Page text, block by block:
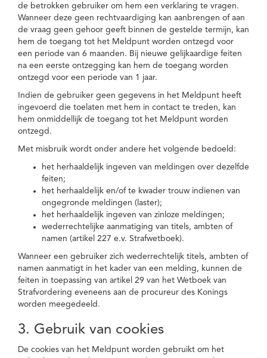
de betrokken gebruiker om hem een verklaring te vragen.
Wanneer deze geen rechtvaardiging kan aanbrengen of aan
de vraag geen gehoor geeft binnen de gestelde termijn, kan
hem de toegang tot het Meldpunt worden ontzegd voor
een periode van 6 maanden. Bij nieuwe gelijkaardige feiten
na een eerste ontzegging kan hem de toegang worden
ontzegd voor een periode van 1 jaar.
Indien de gebruiker geen gegevens in het Meldpunt heeft
ingevoerd die toelaten met hem in contact te treden, kan
hem onmiddellijk de toegang tot het Meldpunt worden
ontzegd.
Met misbruik wordt onder andere het volgende bedoeld:
het herhaaldelijk ingeven van meldingen over dezelfde
feiten;
het herhaaldelijk en/of te kwader trouw indienen van
ongegronde meldingen (laster);
het herhaaldelijk ingeven van zinloze meldingen;
wederrechtelijke aanmatiging van titels, ambten of
namen (artikel 227 e.v. Strafwetboek).
Wanneer een gebruiker zich wederrechtelijk titels, ambten of
namen aanmatigt in het kader van een melding, kunnen de
feiten in toepassing van artikel 29 van het Wetboek van
Strafvordering eveneens aan de procureur des Konings
worden meegedeeld.
3. Gebruik van cookies
De cookies van het Meldpunt worden gebruikt om het